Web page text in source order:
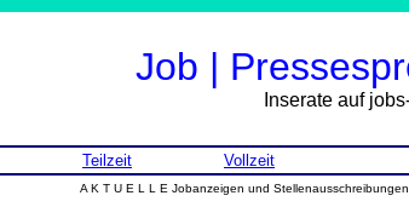
Job |
Inserate auf
Teilzeit
Vollzeit
A K T U E L L E Jobanzeigen und